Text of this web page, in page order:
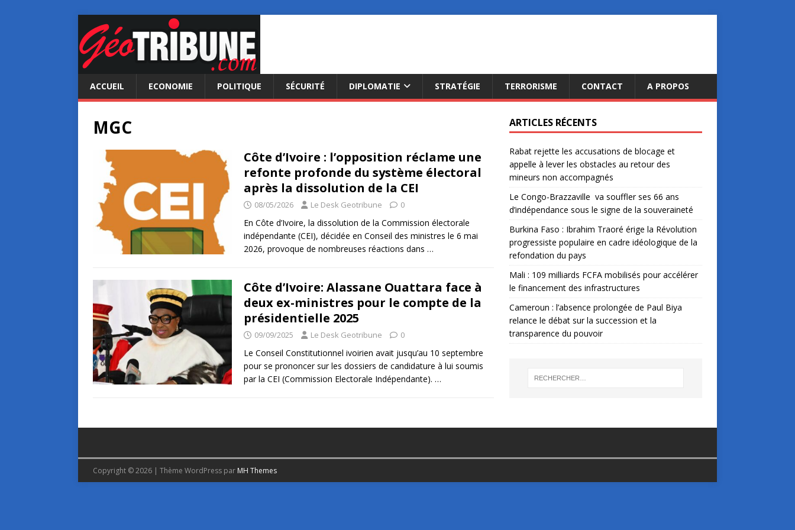
ACCUEIL ECONOMIE POLITIQUE SÉCURITÉ DIPLOMATIE STRATÉGIE TERRORISME CONTACT A PROPOS
MGC
Côte d’Ivoire : l’opposition réclame une
refonte profonde du système électoral
après la dissolution de la CEI
08/05/2026 Le Desk Geotribune 0
En Côte d’Ivoire, la dissolution de la Commission électorale
indépendante (CEI), décidée en Conseil des ministres le 6 mai
2026, provoque de nombreuses réactions dans …
Côte d’Ivoire: Alassane Ouattara face à
deux ex-ministres pour le compte de la
présidentielle 2025
09/09/2025 Le Desk Geotribune 0
Le Conseil Constitutionnel ivoirien avait jusqu’au 10 septembre
pour se prononcer sur les dossiers de candidature à lui soumis
par la CEI (Commission Electorale Indépendante). …
ARTICLES RÉCENTS
Rabat rejette les accusations de blocage et
appelle à lever les obstacles au retour des
mineurs non accompagnés
Le Congo-Brazzaville va souffler ses 66 ans
d’indépendance sous le signe de la souveraineté
Burkina Faso : Ibrahim Traoré érige la Révolution
progressiste populaire en cadre idéologique de la
refondation du pays
Mali : 109 milliards FCFA mobilisés pour accélérer
le financement des infrastructures
Cameroun : l’absence prolongée de Paul Biya
relance le débat sur la succession et la
transparence du pouvoir
Copyright © 2026 | Thème WordPress par MH Themes